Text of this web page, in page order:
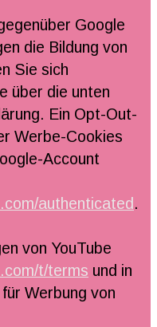
Google
die Bildung von
Sie sich
über die unten
Ein Opt-Out-
Werbe-Cookies
Account
authenticated .
von YouTube
t/terms und in
Werbung von